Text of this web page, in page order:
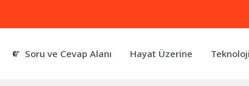
Soru ve Cevap Alanı Hayat Üzerine Teknoloji